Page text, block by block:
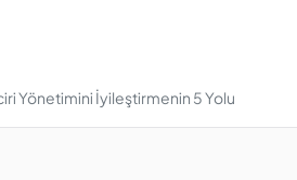
Yönetimini İyileştirmenin 5 Yolu